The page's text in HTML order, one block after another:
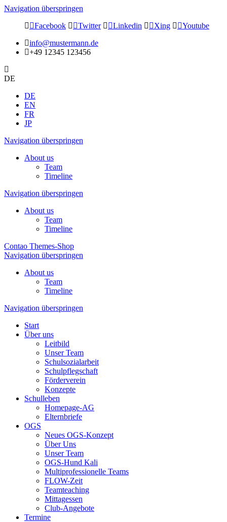
Navigation überspringen
Facebook
Twitter Linkedin Xing
Youtube
info@mustermann.de
+49 12345 123456
DE
DE
EN
FR
JP
Navigation überspringen
About us
Team
Timeline
Navigation überspringen
About us
Team
Timeline
Contao Themes-Shop
Navigation überspringen
About us
Team
Timeline
Navigation überspringen
Start
Über uns
Leitbild
Unser Team
Schulsozialarbeit
Schulpflegschaft
Förderverein
Konzepte
Schulleben
Homepage-AG
Elternbriefe
OGS
Neues OGS-Konzept
Über Uns
Unser Team
OGS-Hund Kali
Multiprofessionelle Teams
FLOW-Zeit
Teamteaching
Mittagessen
Club-Angebote
Termine